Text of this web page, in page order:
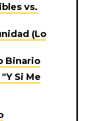
vs.
(Lo
Binario
Si Me